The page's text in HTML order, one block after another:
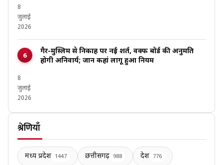
8
जुलाई
2026
गैर-मुस्लिम से निकाह पर नई शर्त, वक्फ बोर्ड की अनुमति
होगी अनिवार्य; जानें कहां लागू हुआ नियम
8
जुलाई
2026
श्रेणियाँ
मध्य प्रदेश 1447 छत्तीसगढ़ 988 देश 776